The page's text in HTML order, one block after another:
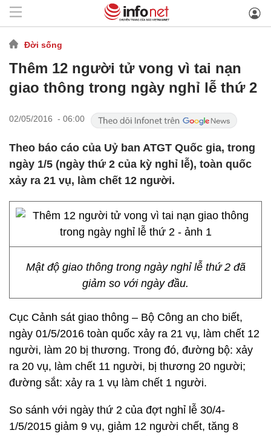
Đời sống
Thêm 12 người tử vong vì tai nạn
giao thông trong ngày nghỉ lễ thứ 2
02/05/2016 - 06:00
Theo báo cáo của Uỷ ban ATGT Quốc gia, trong
ngày 1/5 (ngày thứ 2 của kỳ nghỉ lễ), toàn quốc
xảy ra 21 vụ, làm chết 12 người.
Mật độ giao thông trong ngày nghỉ lễ thứ 2 đã
giảm so với ngày đầu.
Cục Cảnh sát giao thông – Bộ Công an cho biết,
ngày 01/5/2016 toàn quốc xảy ra 21 vụ, làm chết 12
người, làm 20 bị thương. Trong đó, đường bộ: xảy
ra 20 vụ, làm chết 11 người, bị thương 20 người;
đường sắt: xảy ra 1 vụ làm chết 1 người.
So sánh với ngày thứ 2 của đợt nghỉ lễ 30/4-
1/5/2015 giảm 9 vụ, giảm 12 người chết, tăng 8